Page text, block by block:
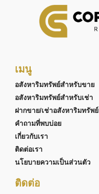
เมนู
อสังหาริมทรัพย์สำหรับขาย
อสังหาริมทรัพย์สำหรับเช่า
ฝากขาย/เช่าอสังหาริมทรัพย์
คำถามที่พบบ่อย
เกี่ยวกับเรา
ติดต่อเรา
นโยบายความเป็นส่วนตัว
ติดต่อ